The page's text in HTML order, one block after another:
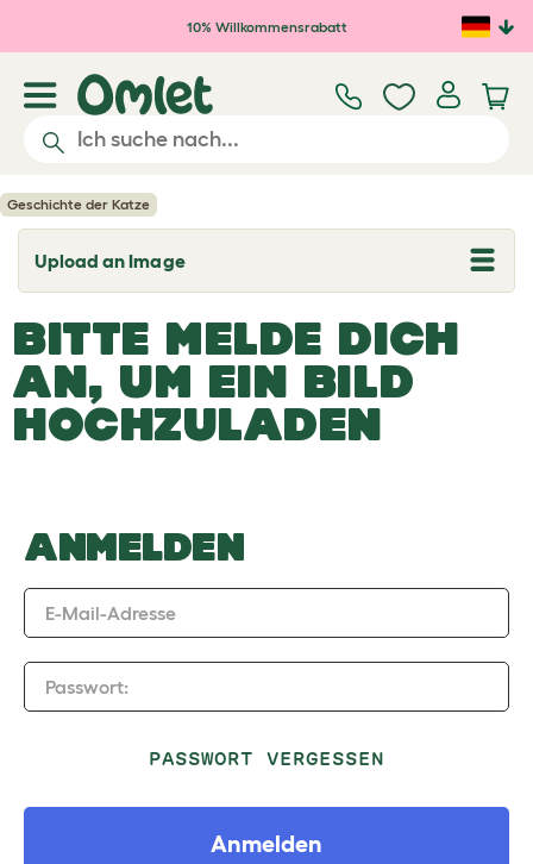
Zum Hauptinhalt springen
10% Willkommensrabatt
Geschichte der Katze
Upload an Image
T
o
g
e
d
r
p
BITTE MELDE DICH
AN, UM EIN BILD
HOCHZULADEN
ANMELDEN
E-Mail-Adresse
Passwort:
PASSWORT VERGESSEN
Anmelden